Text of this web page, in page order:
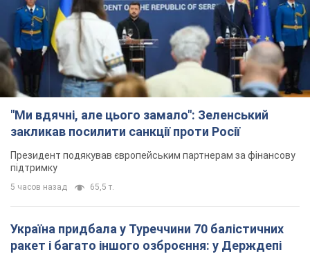
"Ми вдячні, але цього замало": Зеленський
закликав посилити санкції проти Росії
Президент подякував європейським партнерам за фінансову
підтримку
5 часов назад 65,5 т.
Україна придбала у Туреччини 70 балістичних
ракет і багато іншого озброєння: у Держдепі